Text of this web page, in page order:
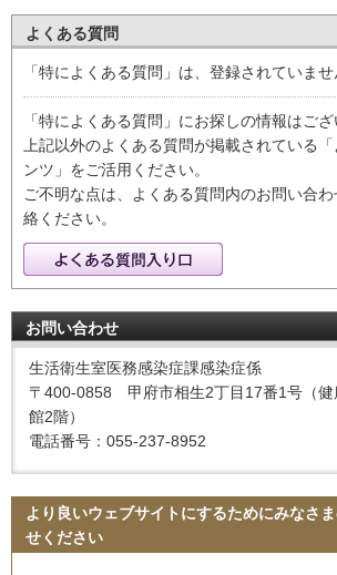
よくある質問
「特によくある質問」は、登録されていませ
「特によくある質問」にお探しの情報はご
上記以外のよくある質問が掲載されている
ンツ」をご活用ください。
ご不明な点は、よくある質問内のお問い合
絡ください。
お問い合わせ
生活衛生室医務感染症課感染症係
〒400-0858 甲府市相生2丁目17番1号（健
館2階）
電話番号：055-237-8952
より良いウェブサイトにするためにみなさ
せください